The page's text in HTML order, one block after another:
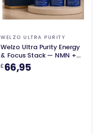
WELZO ULTRA PURITY
Welzo Ultra Purity Energy
& Focus Stack — NMN +
PQQ + TMG
£66,95